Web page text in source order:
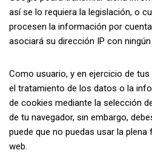
así se lo requiera la legislación, o
procesen la información por
asociará su dirección IP con
Como usuario, y en ejercicio de
el tratamiento de los datos o la
de cookies mediante la selección
de tu navegador, sin embargo,
puede que no puedas usar la
web.